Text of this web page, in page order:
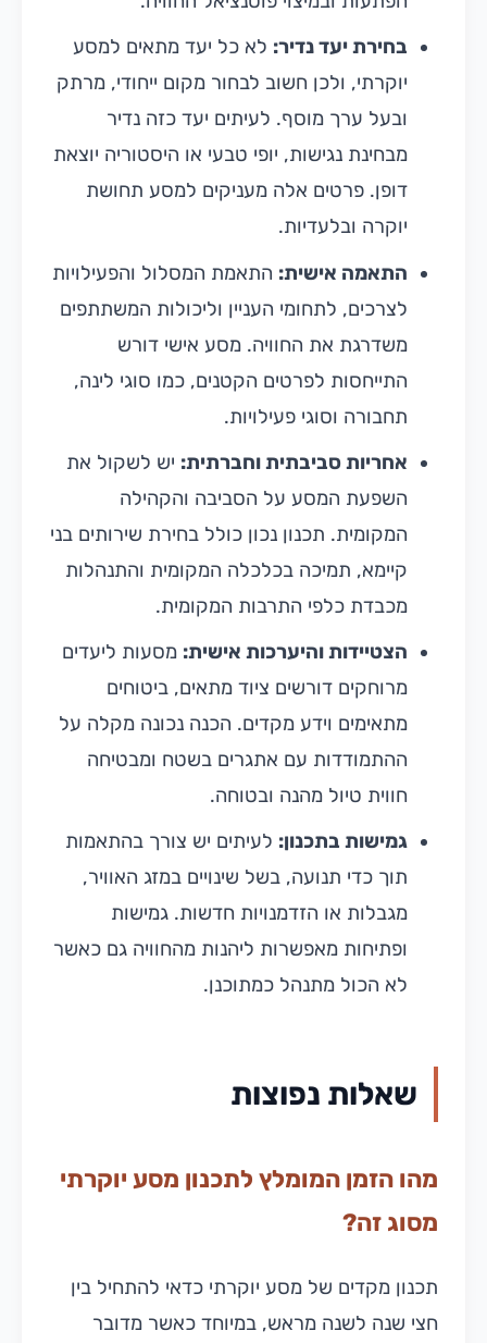
בחירת יעד נדיר: לא כל יעד מתאים למסע
יוקרתי, ולכן חשוב לבחור מקום ייחודי, מרתק
ובעל ערך מוסף. לעיתים יעד כזה נדיר
מבחינת נגישות, יופי טבעי או היסטוריה יוצאת
דופן. פרטים אלה מעניקים למסע תחושת
יוקרה ובלעדיות.
התאמה אישית: התאמת המסלול והפעילויות
לצרכים, לתחומי העניין וליכולות המשתתפים
משדרגת את החוויה. מסע אישי דורש
התייחסות לפרטים הקטנים, כמו סוגי לינה,
תחבורה וסוגי פעילויות.
אחריות סביבתית וחברתית: יש לשקול את
השפעת המסע על הסביבה והקהילה
המקומית. תכנון נכון כולל בחירת שירותים בני
קיימא, תמיכה בכלכלה המקומית והתנהלות
מכבדת כלפי התרבות המקומית.
הצטיידות והיערכות אישית: מסעות ליעדים
מרוחקים דורשים ציוד מתאים, ביטוחים
מתאימים וידע מקדים. הכנה נכונה מקלה על
ההתמודדות עם אתגרים בשטח ומבטיחה
חווית טיול מהנה ובטוחה.
גמישות בתכנון: לעיתים יש צורך בהתאמות
תוך כדי תנועה, בשל שינויים במזג האוויר,
מגבלות או הזדמנויות חדשות. גמישות
ופתיחות מאפשרות ליהנות מהחוויה גם כאשר
לא הכול מתנהל כמתוכנן.
שאלות נפוצות
מהו הזמן המומלץ לתכנון מסע יוקרתי
מסוג זה?
תכנון מקדים של מסע יוקרתי כדאי להתחיל בין
חצי שנה לשנה מראש, במיוחד כאשר מדובר